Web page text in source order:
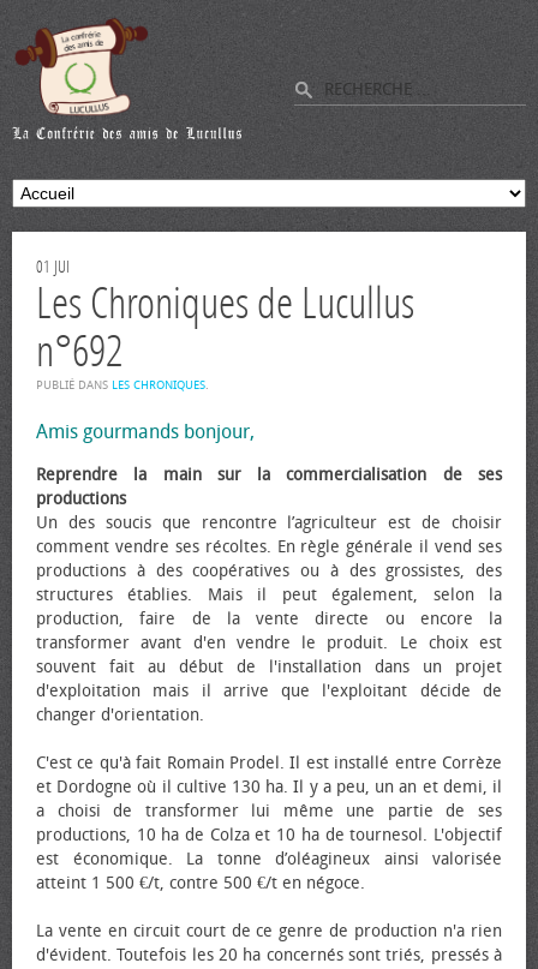
01 JUI
Les Chroniques de Lucullus
n°692
PUBLIÉ DANS LES CHRONIQUES.
Amis gourmands bonjour,
Reprendre la main sur la commercialisation de ses
productions
Un des soucis que rencontre l’agriculteur est de choisir
comment vendre ses récoltes. En règle générale il vend ses
productions à des coopératives ou à des grossistes, des
structures établies. Mais il peut également, selon la
production, faire de la vente directe ou encore la
transformer avant d'en vendre le produit. Le choix est
souvent fait au début de l'installation dans un projet
d'exploitation mais il arrive que l'exploitant décide de
changer d'orientation.
C'est ce qu'à fait Romain Prodel. Il est installé entre Corrèze
et Dordogne où il cultive 130 ha. Il y a peu, un an et demi, il
a choisi de transformer lui même une partie de ses
productions, 10 ha de Colza et 10 ha de tournesol. L'objectif
est économique. La tonne d’oléagineux ainsi valorisée
atteint 1 500 €/t, contre 500 €/t en négoce.
La vente en circuit court de ce genre de production n'a rien
d'évident. Toutefois les 20 ha concernés sont triés, pressés à